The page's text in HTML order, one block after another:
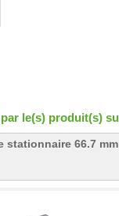
le(s) produit(s)
stationnaire 66.7 mm